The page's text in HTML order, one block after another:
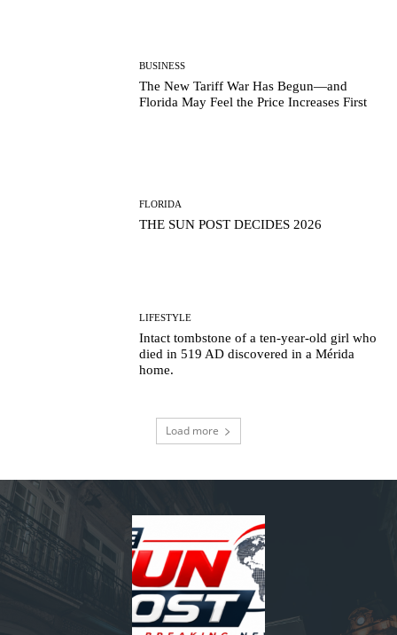
BUSINESS
The New Tariff War Has Begun—and
Florida May Feel the Price Increases First
FLORIDA
THE SUN POST DECIDES 2026
LIFESTYLE
Intact tombstone of a ten-year-old girl who
died in 519 AD discovered in a Mérida
home.
Load more